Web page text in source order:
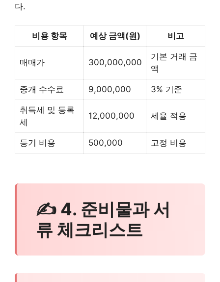
다.
비용 항목 예상 금액(원) 비고
매매가 300,000,000
기본 거래 금
액
중개 수수료 9,000,000 3% 기준
취득세 및 등록
세
12,000,000 세율 적용
등기 비용 500,000 고정 비용
✍ 4. 준비물과 서
류 체크리스트